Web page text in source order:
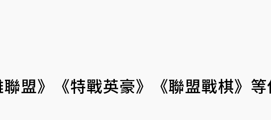
盟》《特戰英豪》《聯盟戰棋》